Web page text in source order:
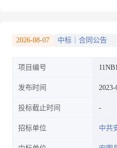
2026-08-07 中标｜合同公告
项目编号
发布时间 2023-
投标截止时间
招标单位 中共